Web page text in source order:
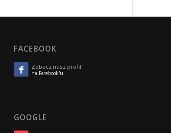
FACEBOOK
Zobacz nasz profil
na Facebook'u
GOOGLE